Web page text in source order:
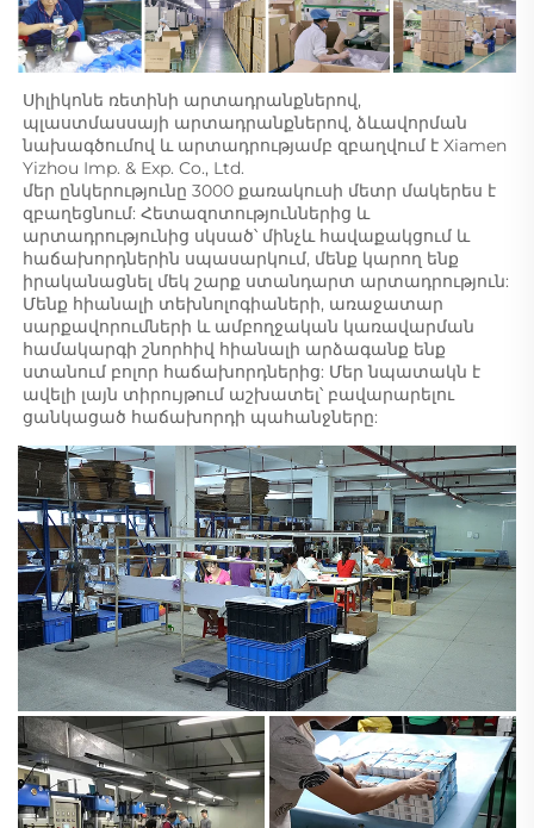
Սիլիկոնե ռետինի արտադրանքներով,
պլաստմասսայի արտադրանքներով, ձևավորման
նախագծումով և արտադրությամբ զբաղվում է Xiamen
Yizhou Imp. & Exp. Co., Ltd.
մեր ընկերությունը 3000 քառակուսի մետր մակերես է
զբաղեցնում: Հետազոտություններից և
արտադրությունից սկսած՝ մինչև հավաքակցում և
հաճախորդներին սպասարկում, մենք կարող ենք
իրականացնել մեկ շարք ստանդարտ արտադրություն:
Մենք հիանալի տեխնոլոգիաների, առաջատար
սարքավորումների և ամբողջական կառավարման
համակարգի շնորհիվ հիանալի արձագանք ենք
ստանում բոլոր հաճախորդներից: Մեր նպատակն է
ավելի լայն տիրույթում աշխատել՝ բավարարելու
ցանկացած հաճախորդի պահանջները: